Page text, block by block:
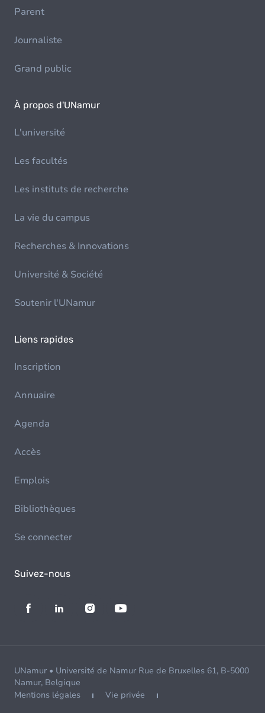
Parent
Journaliste
Grand public
À propos d'UNamur
L'université
Les facultés
Les instituts de recherche
La vie du campus
Recherches & Innovations
Université & Société
Soutenir l'UNamur
Liens rapides
Inscription
Annuaire
Agenda
Accès
Emplois
Bibliothèques
Se connecter
Suivez-nous
UNamur • Université de Namur Rue de Bruxelles 61, B-5000
Namur, Belgique
Mentions légales
Vie privée